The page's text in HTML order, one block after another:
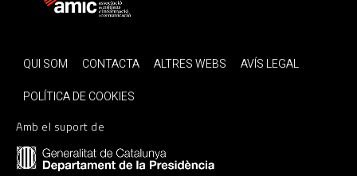
QUI SOM CONTACTA ALTRES WEBS
AVÍS LEGAL
POLÍTICA DE COOKIES
Amb el suport de